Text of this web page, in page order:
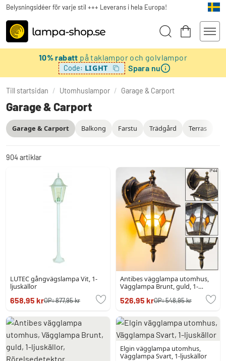
Belysningsidéer för varje stil +++ Leverans i hela Europa!
10% rabatt på taklampor och golvlampor
Code: LIGHT Spara nu
Till startsidan / Utomhuslampor / Garage & Carport
Garage & Carport
Garage & Carport Balkong Farstu Trädgård Terras
904 artiklar
LUTEC gångvägslampa Vit, 1-
ljuskällor
658,95 krOP:877,95 kr
Antibes vägglampa utomhus,
Vägglampa Brunt, guld, 1-
526,95 krOP:548,95 kr
Elgin vägglampa utomhus,
Vägglampa Svart, 1-ljuskällor